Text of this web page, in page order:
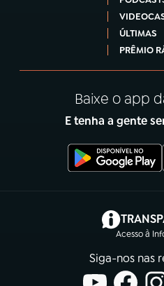
ÚLTIMAS
PRÊMIO
Baixe o app
E tenha a gente
Acesso à
Siga-nos nas